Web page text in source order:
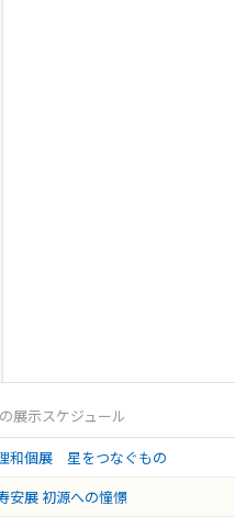
展示スケジュール
和個展 星をつなぐもの
安展 初源への憧憬